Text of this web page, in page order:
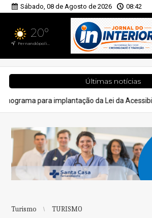
Sábado, 08 de Agosto de 2026 08:42
20°
Fernandópolis, SP
Últimas notícias
da Lei da Acessibilidade em Dourados
Turismo TURISMO